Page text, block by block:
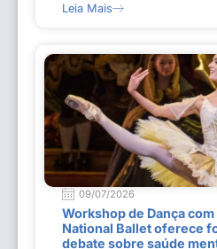
Leia Mais
09/07/2026
Workshop de Dança
National Ballet oferece
debate sobre saúde